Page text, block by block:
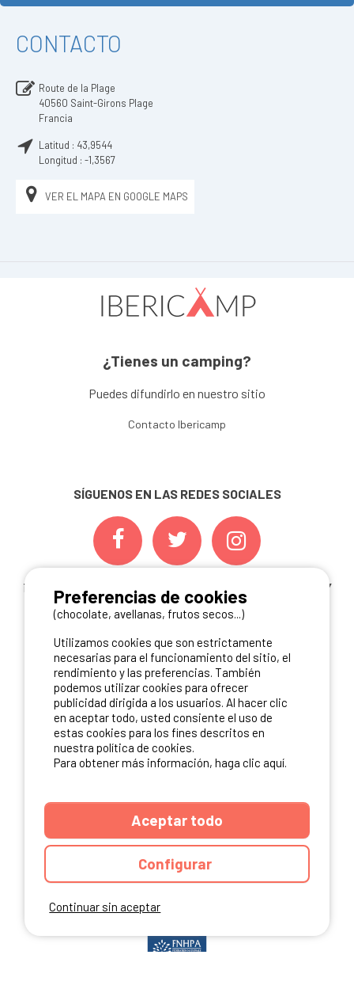
CONTACTO
Route de la Plage
40560 Saint-Girons Plage
Francia
Latitud : 43,9544
Longitud : -1,3567
VER EL MAPA EN GOOGLE MAPS
¿Tienes un camping?
Puedes difundirlo en nuestro sitio
Contacto Ibericamp
SÍGUENOS EN LAS REDES SOCIALES
¡ Y NO TE PIERDAS NUESTRAS
OFERTAS, CONCURSOS Y
NOVEDADESINSCRIBIÉNDOTE A NUESTRA
ME INSCRIBO
NUESTROS PARTNERS
Continuar sin aceptar
Preferencias de cookies
(chocolate, avellanas, frutos secos...)
Utilizamos cookies que son estrictamente
necesarias para el funcionamiento del sitio, el
rendimiento y las preferencias. También
podemos utilizar cookies para ofrecer
publicidad dirigida a los usuarios. Al hacer clic
en aceptar todo, usted consiente el uso de
estas cookies para los fines descritos en
nuestra política de cookies.
Para obtener más información, haga clic aquí.
Aceptar todo
Configurar